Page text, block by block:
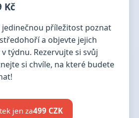
Kč
jedinečnou příležitost poznat
a objevte jejich
týdnu. Rezervujte si svůj
si chvíle, na které budete
jen za499 CZK